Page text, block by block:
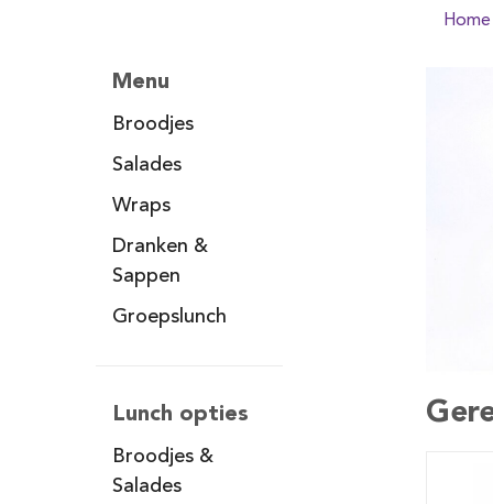
Menu
Broodjes
Salades
Wraps
Dranken &
Sappen
Groepslunch
Lunch opties
Broodjes &
Salades
Home